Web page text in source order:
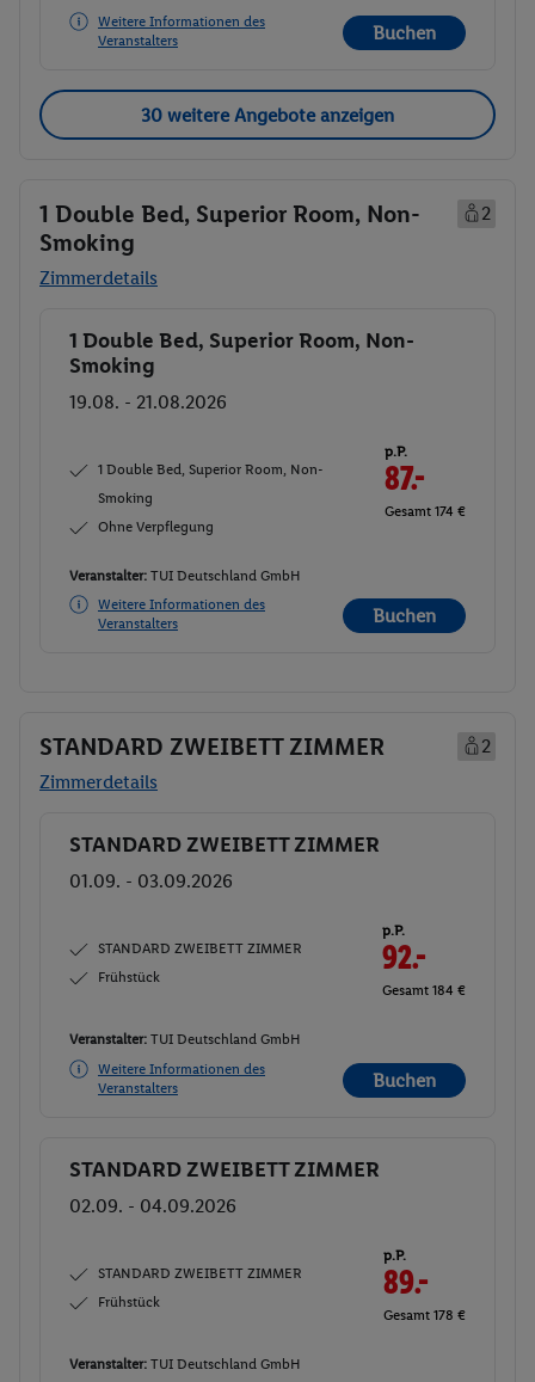
Weitere Informationen des
Veranstalters
Buchen
30 weitere Angebote anzeigen
1 Double Bed, Superior Room, Non-
Smoking
2
Zimmerdetails
Buchen
1 Double Bed, Superior Room, Non-
Smoking
19.08. - 21.08.2026
1 Double Bed, Superior Room, Non-
Smoking
Ohne Verpflegung
p.P.
87.-
Gesamt 174 €
Veranstalter: TUI Deutschland GmbH
Weitere Informationen des
Veranstalters
Buchen
STANDARD ZWEIBETT ZIMMER
2
Zimmerdetails
Buchen
STANDARD ZWEIBETT ZIMMER
01.09. - 03.09.2026
STANDARD ZWEIBETT ZIMMER
Frühstück
p.P.
92.-
Gesamt 184 €
Veranstalter: TUI Deutschland GmbH
Weitere Informationen des
Veranstalters
Buchen
Buchen
STANDARD ZWEIBETT ZIMMER
02.09. - 04.09.2026
STANDARD ZWEIBETT ZIMMER
Frühstück
p.P.
89.-
Gesamt 178 €
Veranstalter: TUI Deutschland GmbH